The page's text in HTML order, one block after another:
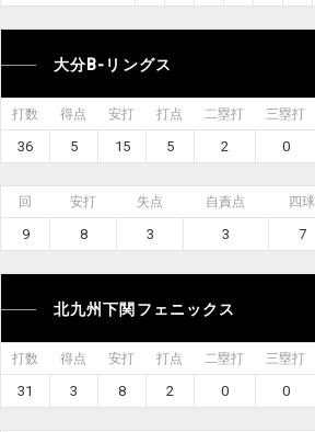
大分B-リングス
打数 得点 安打 打点 二塁打 三塁打
36 5 15 5 2 0
回 安打 失点 自責点 四球
9 8 3 3 7
北九州下関フェニックス
打数 得点 安打 打点 二塁打 三塁打
31 3 8 2 0 0